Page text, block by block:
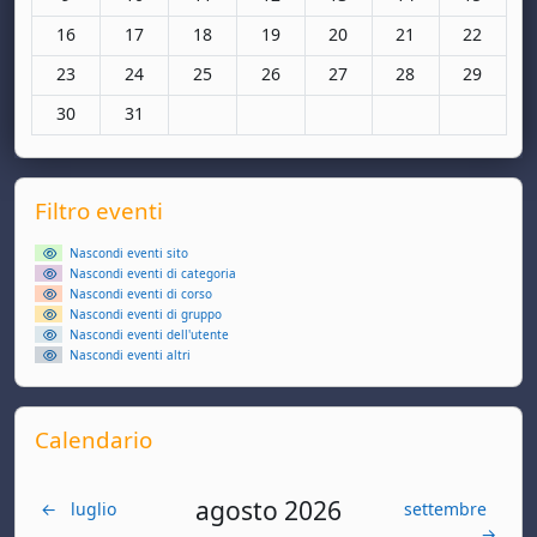
Nessun evento, lunedì 16 marzo
16 Nessun evento, martedì 17 marzo
17 Nessun evento, mercoledì 18 marzo
18 Nessun evento, giovedì 19 marzo
19 Nessun evento, venerdì
20 Nessun evento,
21 Nessun
22
Nessun evento, lunedì 23 marzo
23 Nessun evento, martedì 24 marzo
24 Nessun evento, mercoledì 25 marzo
25 Nessun evento, giovedì 26 marzo
26 Nessun evento, venerdì
27 Nessun evento,
28 Nessun
29
Nessun evento, lunedì 30 marzo
30 Nessun evento, martedì 31 marzo
31
Supplementary blocks
Salta Filtro eventi
Filtro eventi
Nascondi eventi sito
Nascondi eventi di categoria
Nascondi eventi di corso
Nascondi eventi di gruppo
Nascondi eventi dell'utente
Nascondi eventi altri
Salta Calendario
Calendario
← luglio agosto 2026
settembre